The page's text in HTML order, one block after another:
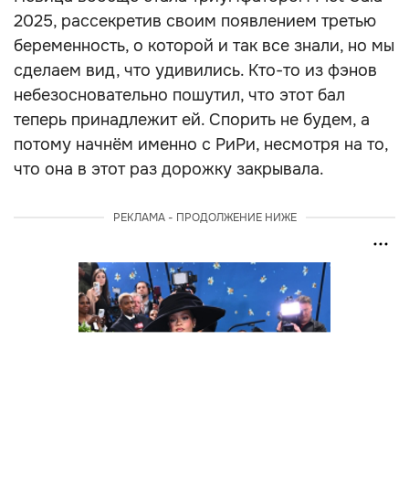
2025, рассекретив своим появлением третью
беременность, о которой и так все знали, но мы
сделаем вид, что удивились. Кто-то из фэнов
небезосновательно пошутил, что этот бал
теперь принадлежит ей. Спорить не будем, а
потому начнём именно с РиРи, несмотря на то,
что она в этот раз дорожку закрывала.
РЕКЛАМА - ПРОДОЛЖЕНИЕ НИЖЕ